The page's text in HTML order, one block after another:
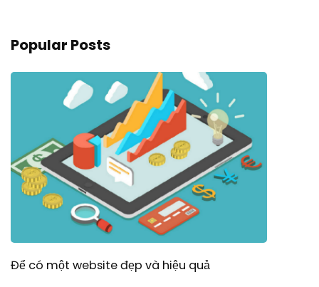
Popular Posts
Để có một website đẹp và hiệu quả